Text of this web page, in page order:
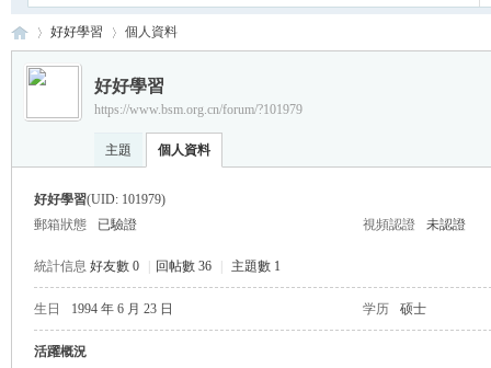
›
好好學習 個人資料
好好學習
https://www.bsm.org.cn/forum/?101979
主題 個人資料
好好學習(UID: 101979)
郵箱狀態
已驗證 視頻認證 未認證
統計信息 好友數 0 回帖數 36 主題數 1
生日 1994 年 6 月 23 日 学历 硕士
活躍概況